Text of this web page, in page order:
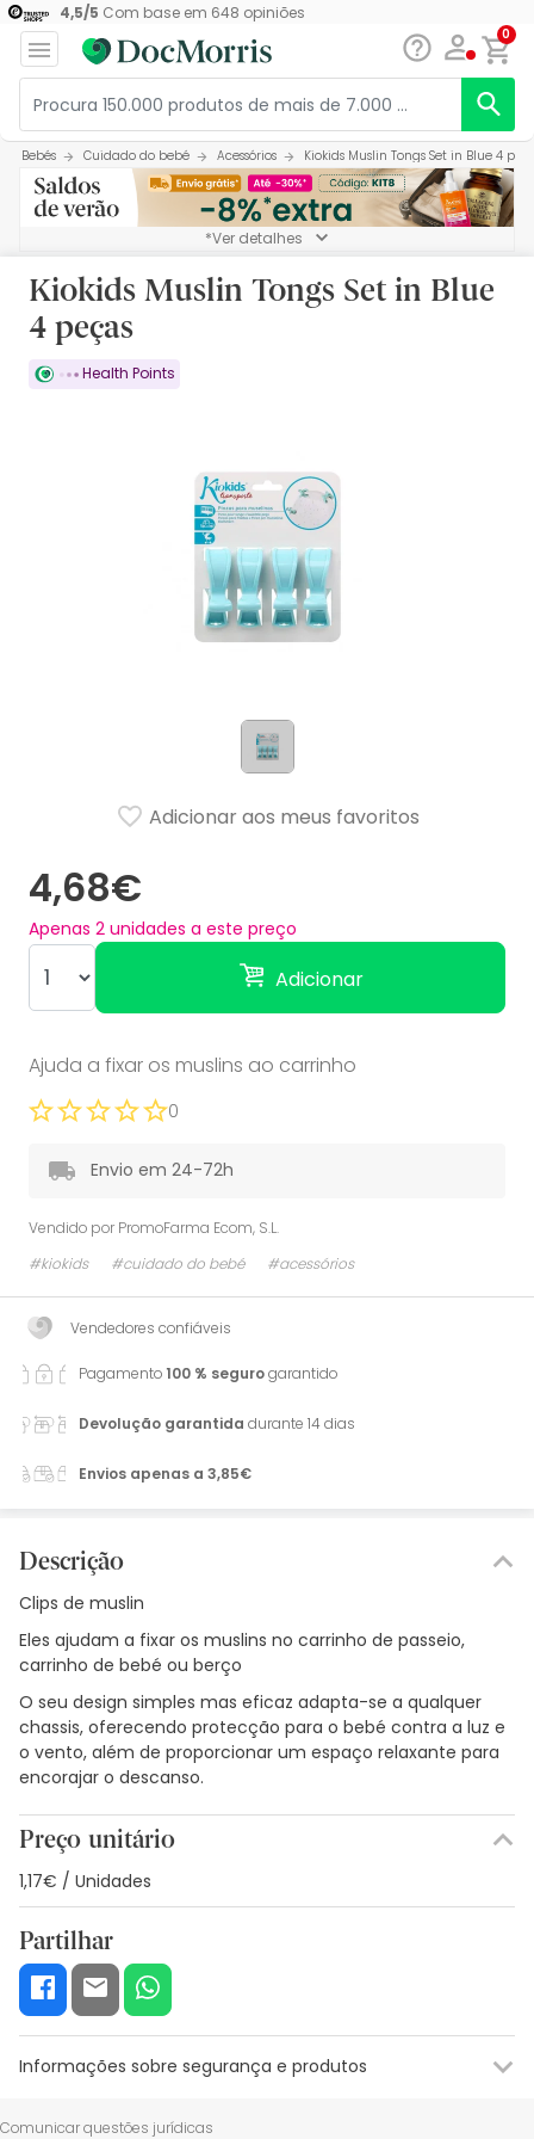
4,5/5 Com base em 648 opiniões
0
Bebés Cuidado do bebé Acessórios Kiokids Muslin Tongs Set in Blue 4
*Ver detalhes
Kiokids Muslin Tongs Set in Blue
4 peças
Health Points
4,68€
Apenas 2 unidades a este preço
Adicionar
Adicionar aos meus favoritos
Ajuda a fixar os muslins ao carrinho
0
Envio em 24-72h
Vendido por PromoFarma Ecom, S.L.
#kiokids
#cuidado do bebé #acessórios
Vendedores confiáveis
Pagamento100 % segurogarantido
Devolução garantida durante 14 dias
Envios apenas a 3,85€
Descrição
Clips de muslin
Eles ajudam a fixar os muslins no carrinho de passeio,
carrinho de bebé ou berço
O seu design simples mas eficaz adapta-se a qualquer
chassis, oferecendo protecção para o bebé contra a luz e
o vento, além de proporcionar um espaço relaxante para
encorajar o descanso.
Preço unitário
1,17€ / Unidades
Partilhar
Informações sobre segurança e produtos
Recursos de segurança visual
Comunicar questões jurídicas